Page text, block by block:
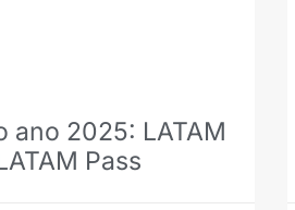
ano 2025: LATAM
Pass